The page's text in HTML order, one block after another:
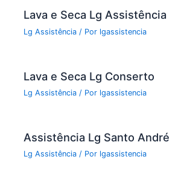
Lava e Seca Lg Assistência
Lg Assistência / Por lgassistencia
Lava e Seca Lg Conserto
Lg Assistência / Por lgassistencia
Assistência Lg Santo André
Lg Assistência / Por lgassistencia